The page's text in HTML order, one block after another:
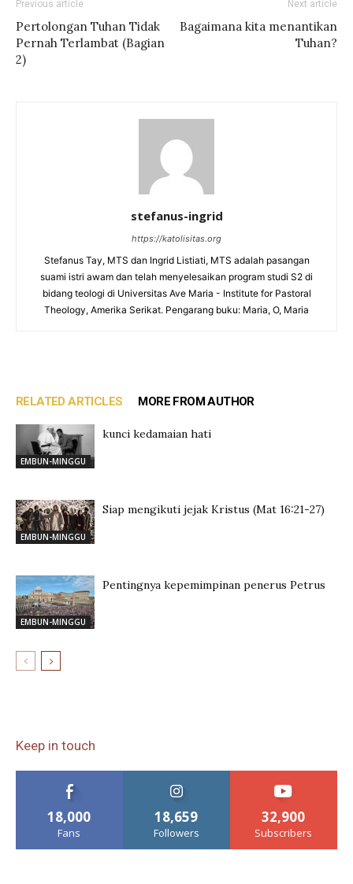
Previous article
Pertolongan Tuhan Tidak
Pernah Terlambat (Bagian
2)
Next article
Bagaimana kita menantikan
Tuhan?
stefanus-ingrid
https://katolisitas.org
Stefanus Tay, MTS dan Ingrid Listiati, MTS adalah pasangan
suami istri awam dan telah menyelesaikan program studi S2 di
bidang teologi di Universitas Ave Maria - Institute for Pastoral
Theology, Amerika Serikat. Pengarang buku: Maria, O, Maria
RELATED ARTICLES MORE FROM AUTHOR
EMBUN-MINGGU
kunci kedamaian hati
EMBUN-MINGGU
Siap mengikuti jejak Kristus (Mat 16:21-27)
EMBUN-MINGGU
Pentingnya kepemimpinan penerus Petrus
Keep in touch
18,000
Fans
18,659
Followers
32,900
Subscribers